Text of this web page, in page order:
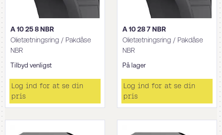
A 10 25 8 NBR
Olietætningsring / Pakdåse
NBR
Tilbyd venligst
Log ind for at se din
pris
A 10 28 7 NBR
Olietætningsring / Pakdåse
NBR
På lager
Log ind for at se din
pris